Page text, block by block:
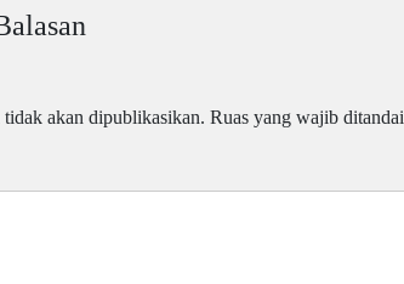
akan dipublikasikan. Ruas yang wajib ditandai